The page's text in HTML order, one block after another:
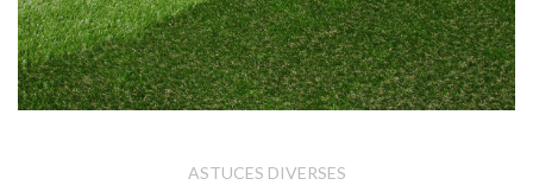
ASTUCES DIVERSES